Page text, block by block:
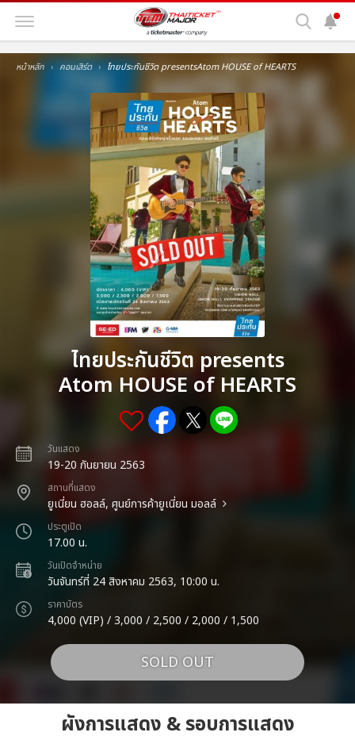
หน้าหลัก คอนเสิร์ต ไทยประกันชีวิต presentsAtom HOUSE of HEARTS
ไทยประกันชีวิต presents
Atom HOUSE of HEARTS
วันแสดง
19-20 กันยายน 2563
สถานที่แสดง
ยูเนี่ยน ฮอลล์, ศูนย์การค้ายูเนี่ยน มอลล์
ประตูเปิด
17.00 น.
วันเปิดจำหน่าย
วันจันทร์ที่ 24 สิงหาคม 2563, 10:00 น.
ราคาบัตร
4,000 (VIP) / 3,000 / 2,500 / 2,000 / 1,500
SOLD OUT
ผังการแสดง & รอบการแสดง